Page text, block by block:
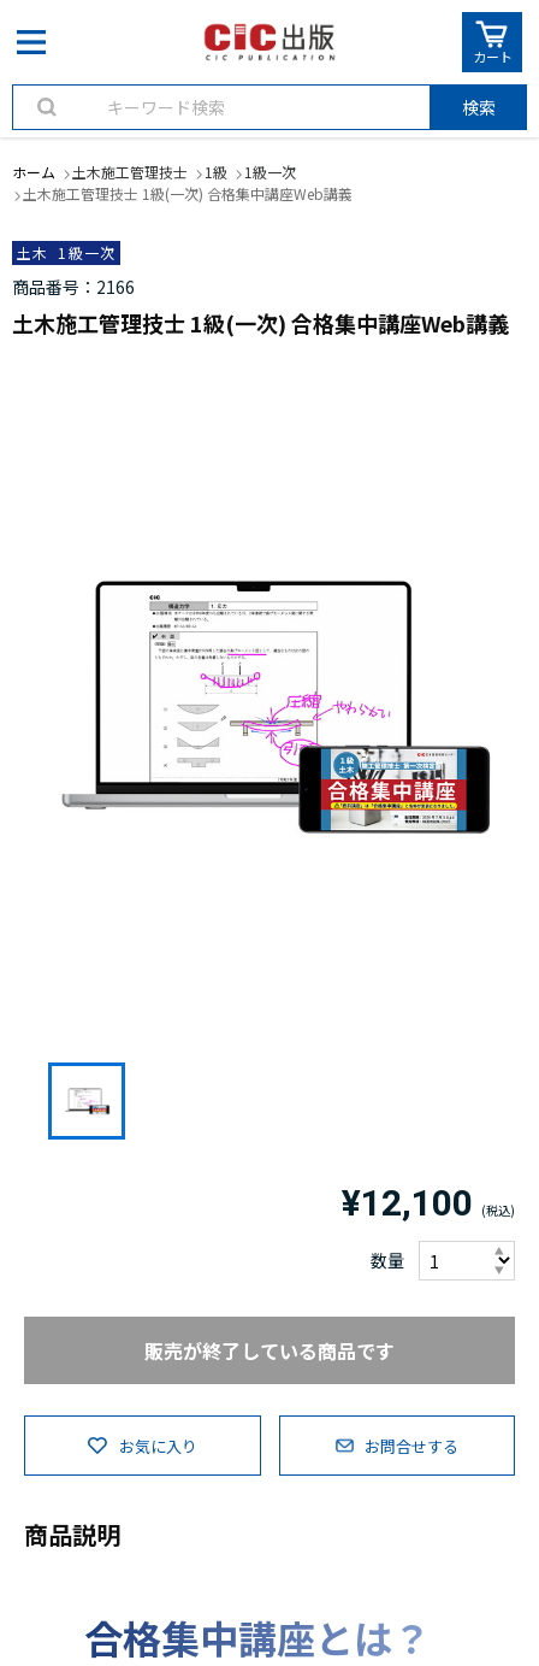
カート
検索
ホーム 土木施工管理技士 1級
1級一次
土木施工管理技士 1級(一次) 合格集中講座Web講義
土木 1級一次
商品番号 2166
土木施工管理技士 1級(一次) 合格集中講座Web講義
¥12,100
数量
お気に入り お問合せする
販売が終了している商品です
商品説明
合格集中講座とは？